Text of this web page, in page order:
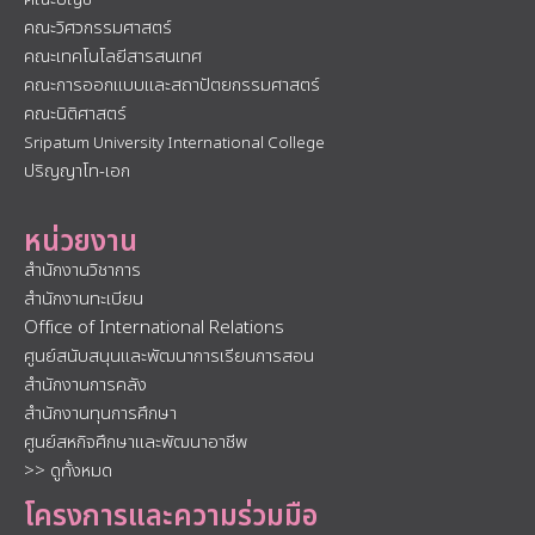
คณะวิศวกรรมศาสตร์
คณะเทคโนโลยีสารสนเทศ
คณะการออกแบบและสถาปัตยกรรมศาสตร์
คณะนิติศาสตร์
Sripatum University International College
ปริญญาโท-เอก
หน่วยงาน
สำนักงานวิชาการ
สำนักงานทะเบียน
Office of International Relations
ศูนย์สนับสนุนและพัฒนาการเรียนการสอน
สำนักงานการคลัง
สำนักงานทุนการศึกษา
ศูนย์สหกิจศึกษาและพัฒนาอาชีพ
>> ดูทั้งหมด
โครงการและความร่วมมือ